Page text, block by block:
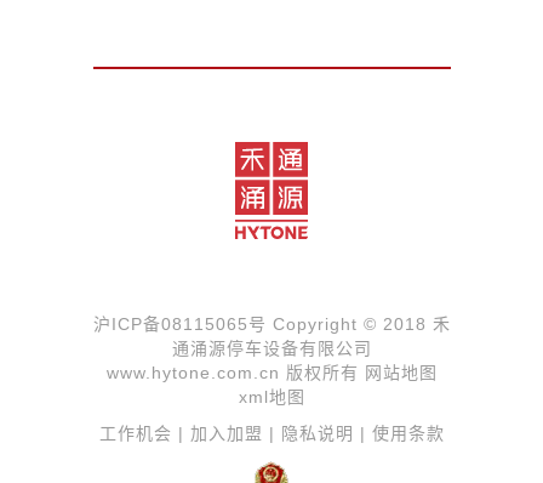
沪ICP备08115065号 Copyright © 2018 禾
通涌源停车设备有限公司
www.hytone.com.cn 版权所有 网站地图
xml地图
工作机会 | 加入加盟 | 隐私说明 | 使用条款